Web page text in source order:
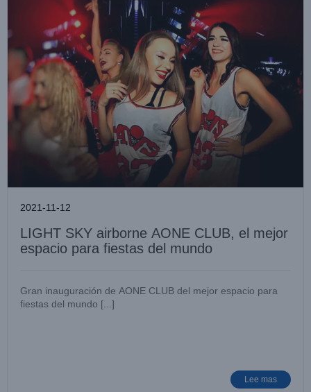
2021-11-12
LIGHT SKY airborne AONE CLUB, el mejor
espacio para fiestas del mundo
Gran inauguración de AONE CLUB del mejor espacio para
fiestas del mundo [...]
Lee mas